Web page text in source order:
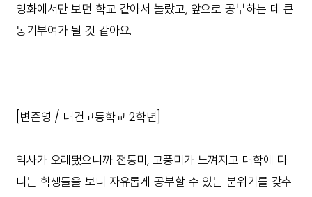
영화에서만 보던 학교 같아서 놀랐고, 앞으로 공부하는 데 큰
동기부여가 될 것 같아요.
[변준영 / 대건고등학교 2학년]
역사가 오래됐으니까 전통미, 고풍미가 느껴지고 대학에 다
니는 학생들을 보니 자유롭게 공부할 수 있는 분위기를 갖추